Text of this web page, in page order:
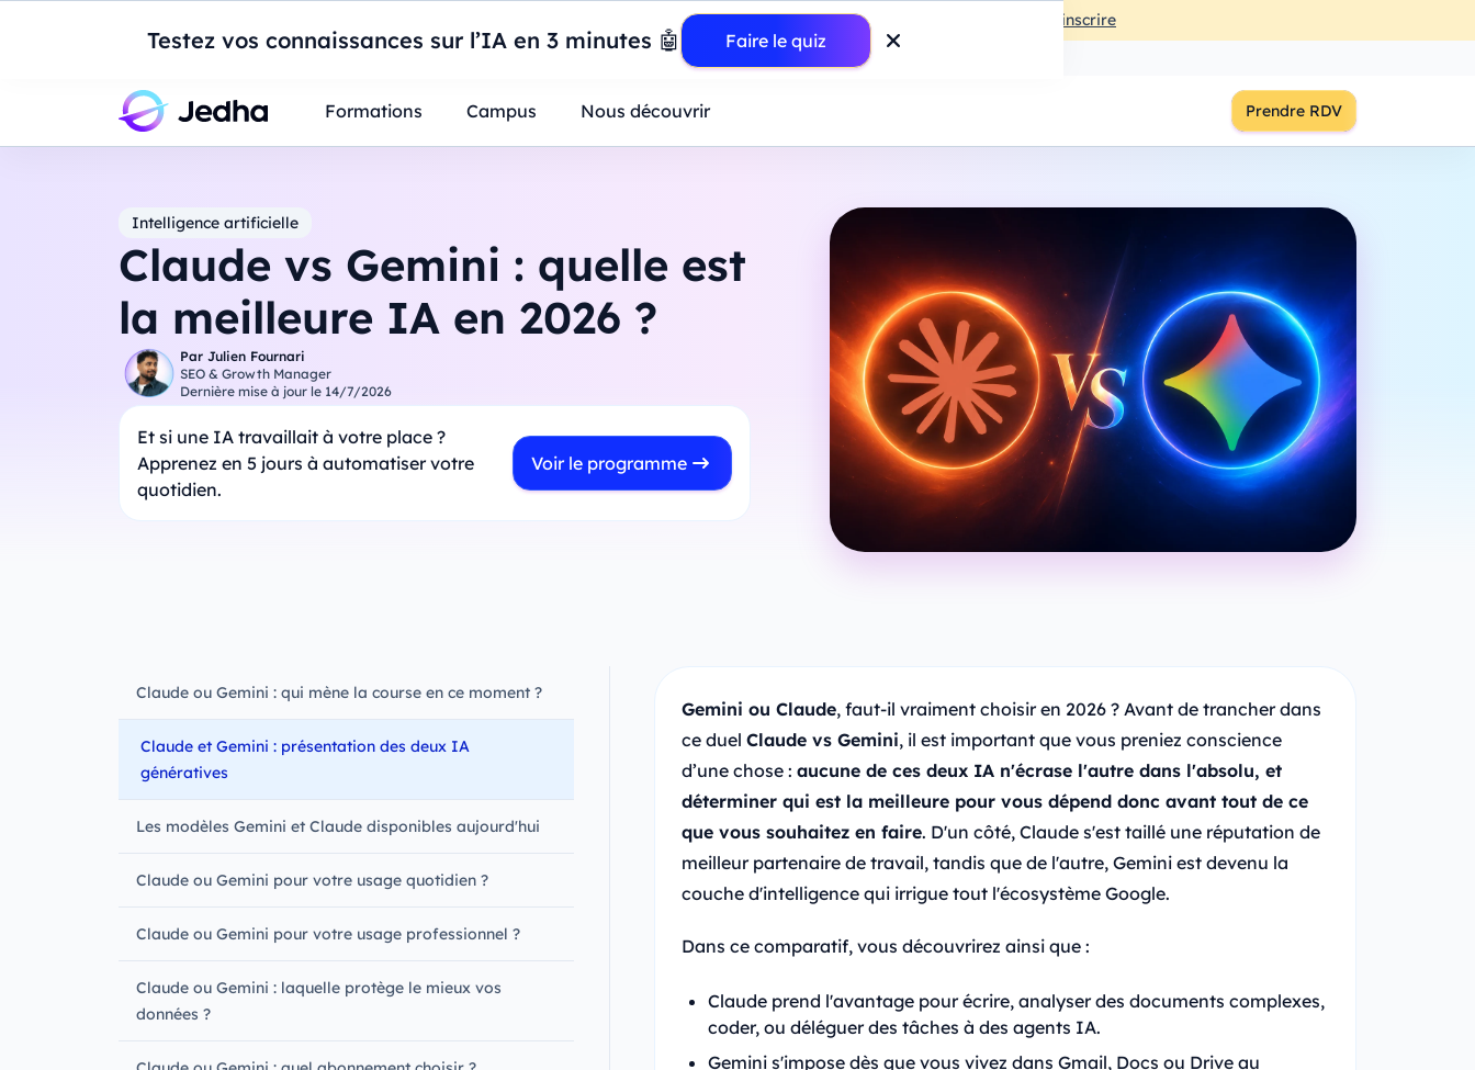
Testez vos connaissances sur l’IA en 3 minutes 🤖 Faire le quiz
Introduction à Power BI : construisez votre premier dashboard de A à Z
S'inscrire
Formations Campus Nous découvrir Prendre RDV
Intelligence artificielle
Claude vs Gemini : quelle est
la meilleure IA en 2026 ?
Par Julien Fournari
SEO & Growth Manager
Dernière mise à jour le 14/7/2026
Et si une IA travaillait à votre place ?
Apprenez en 5 jours à automatiser votre
quotidien.
Voir le programme
Claude ou Gemini : qui mène la course en ce moment ?
Claude et Gemini : présentation des deux IA
génératives
Les modèles Gemini et Claude disponibles aujourd'hui
Claude ou Gemini pour votre usage quotidien ?
Claude ou Gemini pour votre usage professionnel ?
Claude ou Gemini : laquelle protège le mieux vos
données ?
Gemini ou Claude, faut-il vraiment choisir en 2026 ? Avant de trancher dans
ce duel Claude vs Gemini, il est important que vous preniez conscience
d’une chose : aucune de ces deux IA n'écrase l'autre dans l'absolu, et
déterminer qui est la meilleure pour vous dépend donc avant tout de ce
que vous souhaitez en faire. D'un côté, Claude s'est taillé une réputation de
meilleur partenaire de travail, tandis que de l'autre, Gemini est devenu la
couche d'intelligence qui irrigue tout l'écosystème Google.
Dans ce comparatif, vous découvrirez ainsi que :
Claude prend l'avantage pour écrire, analyser des documents complexes,
coder, ou déléguer des tâches à des agents IA.
Gemini s'impose dès que vous vivez dans Gmail, Docs ou Drive au